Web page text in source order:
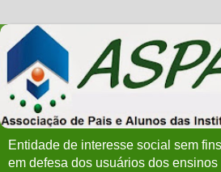
Entidade de interesse social sem
em defesa dos usuários dos